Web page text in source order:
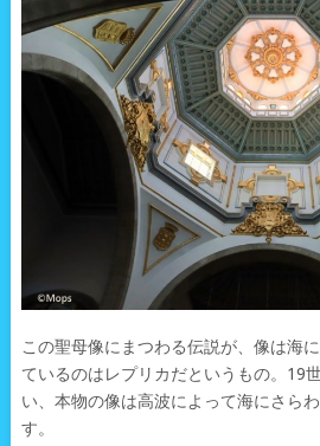
この聖母像にまつわる伝説が、像は海
ているのはレプリカだというもの。19
い、本物の像は高波によって海にさら
す。